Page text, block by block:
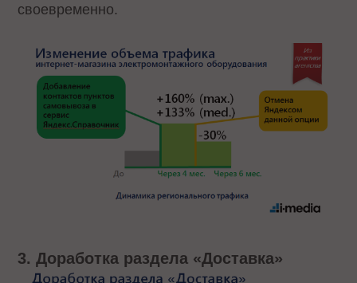
своевременно.
3. Доработка раздела «Доставка»